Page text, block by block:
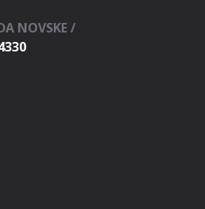
NOVSKE /